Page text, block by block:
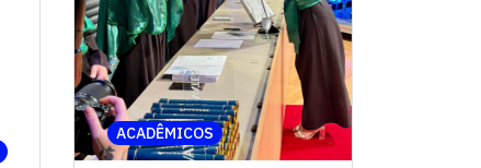
ACADÊMICOS